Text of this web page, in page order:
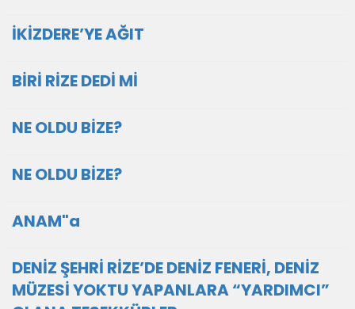
İKİZDERE’YE AĞIT
BİRİ RİZE DEDİ Mİ
NE OLDU BİZE?
NE OLDU BİZE?
ANAM"a
DENİZ ŞEHRİ RİZE’DE DENİZ FENERİ, DENİZ
MÜZESİ YOKTU YAPANLARA “YARDIMCI”